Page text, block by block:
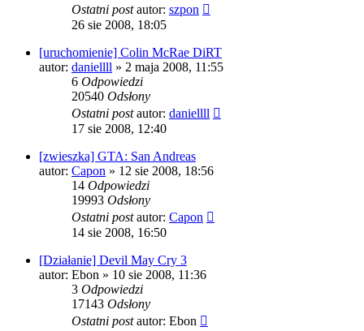
Ostatni postautor: szpon
26 sie 2008, 18:05
[uruchomienie] Colin McRae DiRT
autor: daniellll » 2 maja 2008, 11:55
6 Odpowiedzi
20540 Odsłony
Ostatni postautor: daniellll
17 sie 2008, 12:40
[zwieszka] GTA: San Andreas
autor: Capon » 12 sie 2008, 18:56
14 Odpowiedzi
19993 Odsłony
Ostatni postautor: Capon
14 sie 2008, 16:50
[Działanie] Devil May Cry 3
autor: Ebon » 10 sie 2008, 11:36
3 Odpowiedzi
17143 Odsłony
Ostatni postautor: Ebon